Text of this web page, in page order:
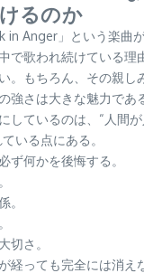
るのか
in Anger」という楽曲
で歌われ続けている理
。もちろん、その親し
強さは大きな魅力であ
しているのは、“人間
いる点にある。
ず何かを後悔する。
。
切さ。
経っても完全には消え